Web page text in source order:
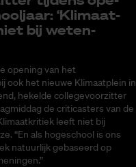
‘Kli­maat­
bij we­ten­
opening van het
ook het nieuwe Klimaatplein in
hekelde collegevoorzitter
de criticasters van de
leeft niet bij
“En als hogeschool is ons
natuurlijk gebaseerd op